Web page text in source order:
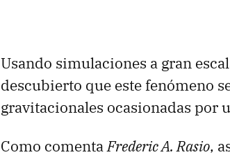
Usando simulaciones a gran
descubierto que este fenómeno
gravitacionales ocasionadas por
Como comentaFrederic A. Rasio,